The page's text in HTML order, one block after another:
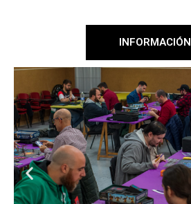
INFORMACIÓN